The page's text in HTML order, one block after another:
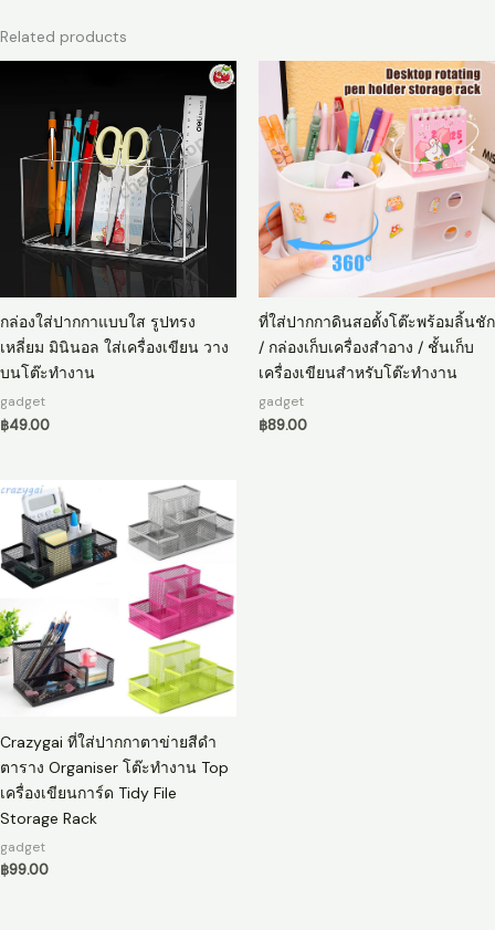
Related products
กล่องใส่ปากกาแบบใส รูปทรง
เหลี่ยม มินินอล ใส่เครื่องเขียน วาง
บนโต๊ะทำงาน
gadget
฿49.00
ที่ใส่ปากกาดินสอตั้งโต๊ะพร้อมลิ้นชัก
/ กล่องเก็บเครื่องสําอาง / ชั้นเก็บ
เครื่องเขียนสําหรับโต๊ะทํางาน
gadget
฿89.00
Crazygai ที่ใส่ปากกาตาข่ายสีดํา
ตาราง Organiser โต๊ะทํางาน Top
เครื่องเขียนการ์ด Tidy File
Storage Rack
gadget
฿99.00